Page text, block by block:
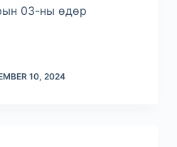
03-ны өдөр
10, 2024